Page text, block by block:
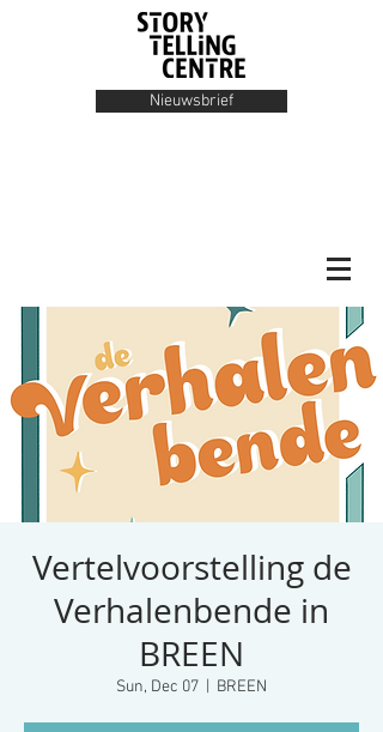
Nieuwsbrief
Vertelvoorstelling de
Verhalenbende in
BREEN
Sun, Dec 07 BREEN